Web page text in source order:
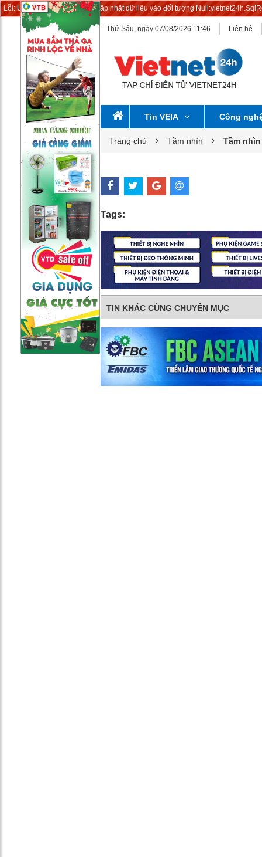
Lỗi: Update News:Không thể cập nhật dữ liệu vào đối tượng
Thứ Sáu, ngày 07/08/2026 11:46 Liên hệ
Tin VEIA Công
Trang chủ Tầm nhìn Tầm
Tags:
TIN KHÁC CÙNG CHUYÊN MỤC